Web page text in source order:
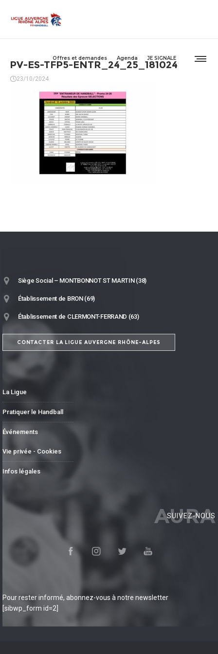
Offres et demandes Agenda JE SIGNALE
PV-ES-TFP5-ENTR_24_25_181024
23/10/2024
Siège Social – MONTBONNOT ST MARTIN (38)
Établissement de BRON (69)
Établissement de CLERMONT-FERRAND (63)
CONTACTER LA LIGUE AUVERGNE RHÔNE-ALPES
La Ligue
Pratiquer le Handball
Événements
Vie privée - Cookies
Infos légales
AURA
SUIVEZ-NOUS
Pour rester informé, abonnez-vous à notre newsletter
[sibwp_form id=2]